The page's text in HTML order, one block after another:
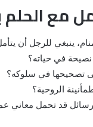
مع
ينبغي للرجل أن
في حياته؟
تصحيحها في سلوكه؟
الروحية؟
رسائل قد تحمل معاني